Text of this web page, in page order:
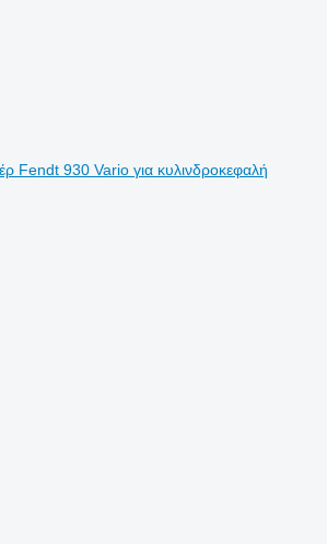
Fendt 930 Vario για κυλινδροκεφαλή